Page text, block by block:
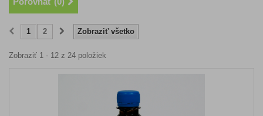
Zobraziť všetko
1 2
Zobraziť 1 - 12 z 24 položiek